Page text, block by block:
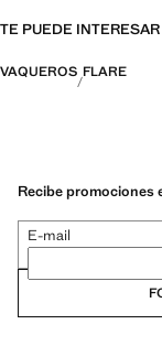
TE PUEDE INTERESAR
VAQUEROS FLARE
Recibe promociones
E-mail